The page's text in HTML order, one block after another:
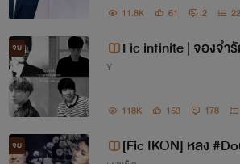
ทวีตโดย
11.8K 61 2 22
จบ
Fic infinite | จองจำ
Y
118K 153 178
จบ [Fic IKON] หลง